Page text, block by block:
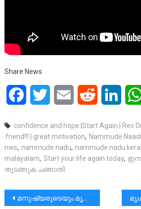
Share News
FacebookTwitter Email Reddit
confidence and hope.|Start Again | Rev
friend!!! | great motivation, Nammude
nws, nammude nadu, nammude nadu
malayalam, Start your life again today,
തുടങ്ങുക ചങ്ങാതി
പോസ്റ്റുകളിലൂടെ
മനുഷ്യരുടെയും മൃഗങ്ങളുടെയും ഡോക്ടർമാർ തമ്മിലെന്ത്?|വൺ മെഡിസിൻ :സകല ജീവജാലങ്ങളുടെയും രോഗ ചികിൽസ ഒന്നിക്കുന്ന ഇടം